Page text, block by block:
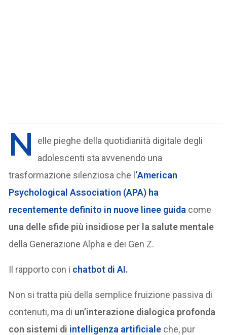
N
elle pieghe della quotidianità digitale degli
adolescenti sta avvenendo una
trasformazione silenziosa che l‘American
Psychological Association (APA) ha
recentemente definito in nuove linee guida come
una delle sfide più insidiose per la salute mentale
della Generazione Alpha e dei Gen Z.
Il rapporto con i chatbot di AI.
Non si tratta più della semplice fruizione passiva di
contenuti, ma di un’interazione dialogica profonda
con sistemi di intelligenza artificiale che, pur